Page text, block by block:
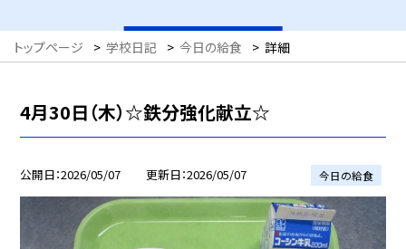
トップページ > 学校日記 > 今日の給食 > 詳細
4月30日（木）☆鉄分強化献立☆
公開日 2026/05/07 更新日 2026/05/07 今日の給食